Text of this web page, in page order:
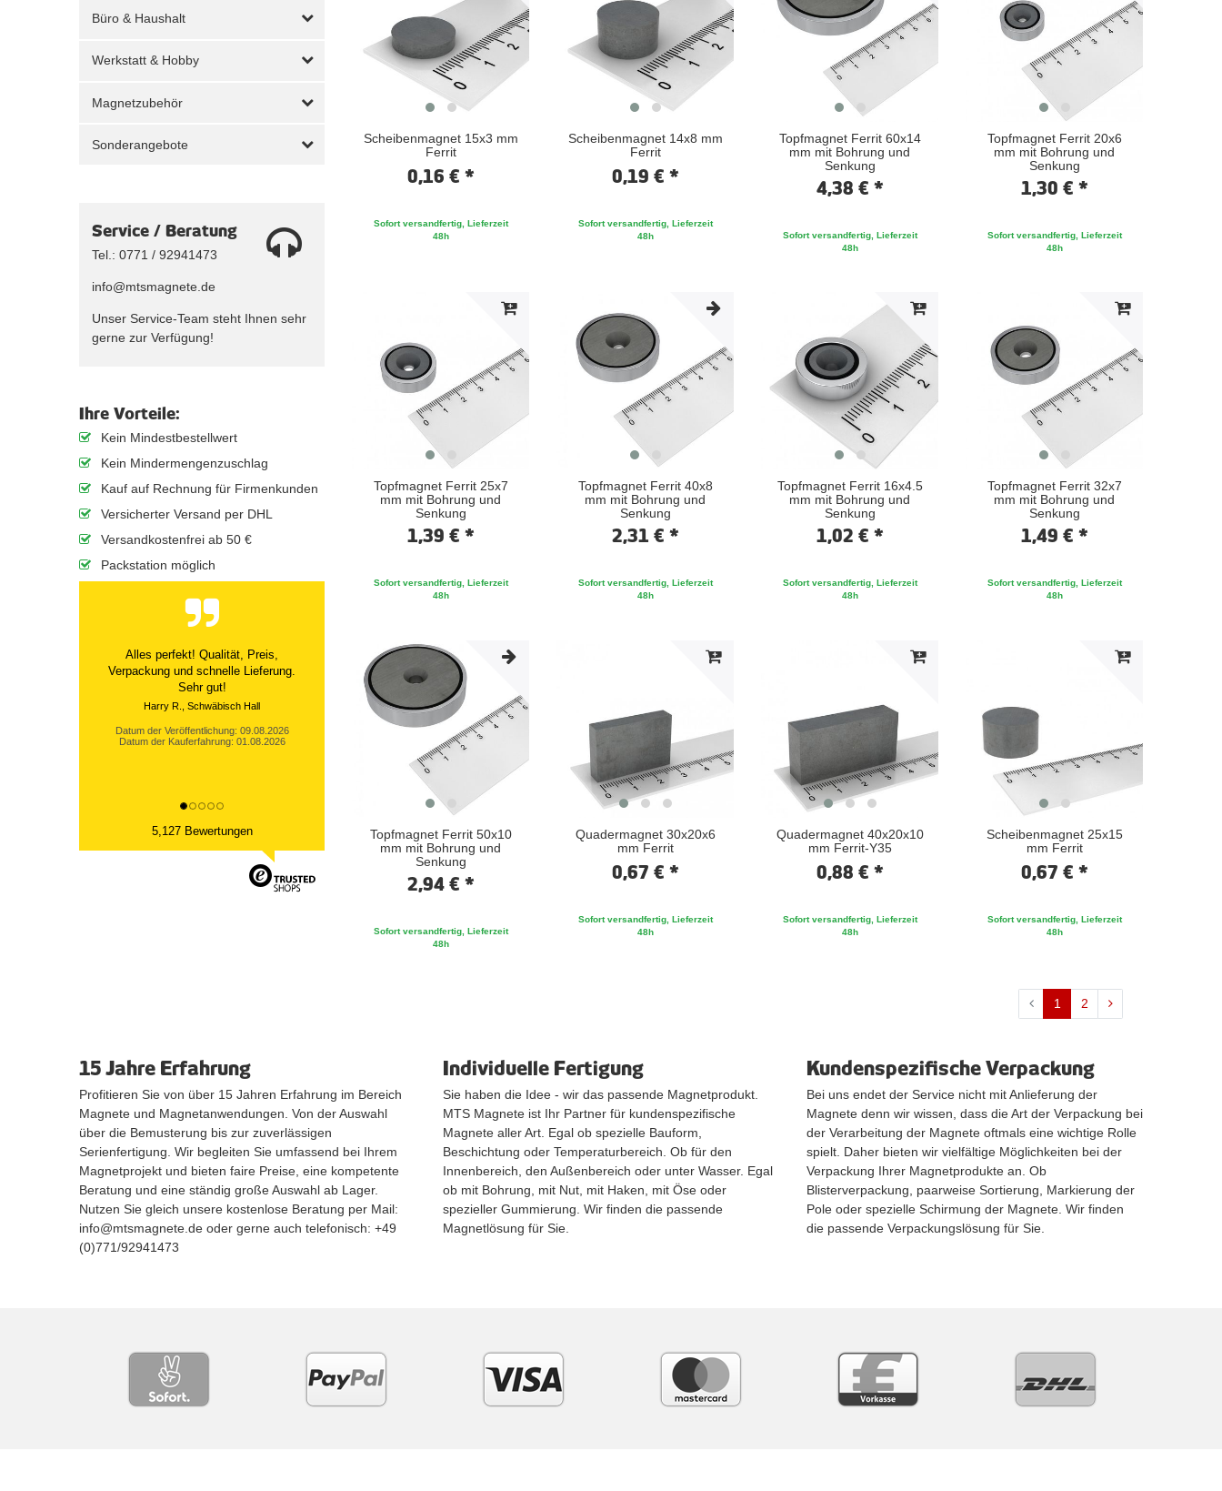
Büro & Haushalt
Werkstatt & Hobby
Magnetzubehör
Sonderangebote
Service / Beratung
Tel.: 0771 / 92941473
info@mtsmagnete.de
Unser Service-Team steht Ihnen sehr
gerne zur Verfügung!
Ihre Vorteile:
Kein Mindestbestellwert
Kein Mindermengenzuschlag
Kauf auf Rechnung für Firmenkunden
Versicherter Versand per DHL
Versandkostenfrei ab 50 €
Packstation möglich
Alles perfekt! Qualität, Preis,
Verpackung und schnelle Lieferung.
Sehr gut!
Harry R., Schwäbisch Hall
Datum der Veröffentlichung: 09.08.2026
Datum der Kauferfahrung: 01.08.2026
5,127 Bewertungen
Scheibenmagnet 15x3 mm
Ferrit
0,16 € *
Sofort versandfertig, Lieferzeit
48h
Scheibenmagnet 14x8 mm
Ferrit
0,19 € *
Sofort versandfertig, Lieferzeit
48h
Topfmagnet Ferrit 60x14
mm mit Bohrung und
Senkung
4,38 € *
Sofort versandfertig, Lieferzeit
48h
Topfmagnet Ferrit 20x6
mm mit Bohrung und
Senkung
1,30 € *
Sofort versandfertig, Lieferzeit
48h
Topfmagnet Ferrit 25x7
mm mit Bohrung und
Senkung
1,39 € *
Sofort versandfertig, Lieferzeit
48h
Topfmagnet Ferrit 40x8
mm mit Bohrung und
Senkung
2,31 € *
Sofort versandfertig, Lieferzeit
48h
Topfmagnet Ferrit 16x4.5
mm mit Bohrung und
Senkung
1,02 € *
Sofort versandfertig, Lieferzeit
48h
Topfmagnet Ferrit 32x7
mm mit Bohrung und
Senkung
1,49 € *
Sofort versandfertig, Lieferzeit
48h
Topfmagnet Ferrit 50x10
mm mit Bohrung und
Senkung
2,94 € *
Sofort versandfertig, Lieferzeit
48h
Quadermagnet 30x20x6
mm Ferrit
0,67 € *
Sofort versandfertig, Lieferzeit
48h
Quadermagnet 40x20x10
mm Ferrit-Y35
0,88 € *
Sofort versandfertig, Lieferzeit
48h
Scheibenmagnet 25x15
mm Ferrit
0,67 € *
Sofort versandfertig, Lieferzeit
48h
1 2
15 Jahre Erfahrung
Profitieren Sie von über 15 Jahren Erfahrung im Bereich
Magnete und Magnetanwendungen. Von der Auswahl
über die Bemusterung bis zur zuverlässigen
Serienfertigung. Wir begleiten Sie umfassend bei Ihrem
Magnetprojekt und bieten faire Preise, eine kompetente
Beratung und eine ständig große Auswahl ab Lager.
Nutzen Sie gleich unsere kostenlose Beratung per Mail:
info@mtsmagnete.de oder gerne auch telefonisch: +49
(0)771/92941473
Individuelle Fertigung
Sie haben die Idee - wir das passende Magnetprodukt.
MTS Magnete ist Ihr Partner für kundenspezifische
Magnete aller Art. Egal ob spezielle Bauform,
Beschichtung oder Temperaturbereich. Ob für den
Innenbereich, den Außenbereich oder unter Wasser. Egal
ob mit Bohrung, mit Nut, mit Haken, mit Öse oder
spezieller Gummierung. Wir finden die passende
Magnetlösung für Sie.
Kundenspezifische Verpackung
Bei uns endet der Service nicht mit Anlieferung der
Magnete denn wir wissen, dass die Art der Verpackung bei
der Verarbeitung der Magnete oftmals eine wichtige Rolle
spielt. Daher bieten wir vielfältige Möglichkeiten bei der
Verpackung Ihrer Magnetprodukte an. Ob
Blisterverpackung, paarweise Sortierung, Markierung der
Pole oder spezielle Schirmung der Magnete. Wir finden
die passende Verpackungslösung für Sie.